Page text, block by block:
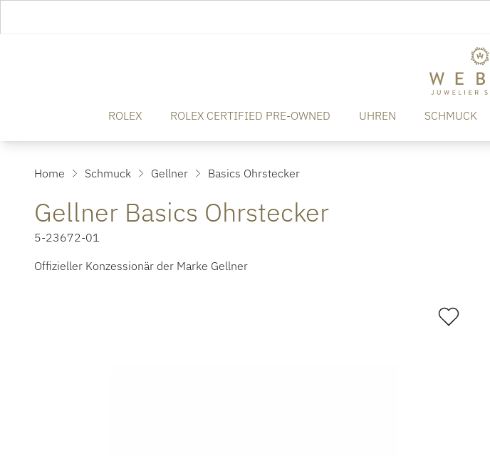
ROLEX ROLEX CERTIFIED PRE-OWNED UHREN SCHMUCK
Home Schmuck Gellner Basics Ohrstecker
Gellner Basics Ohrstecker
5-23672-01
Offizieller Konzessionär der Marke Gellner